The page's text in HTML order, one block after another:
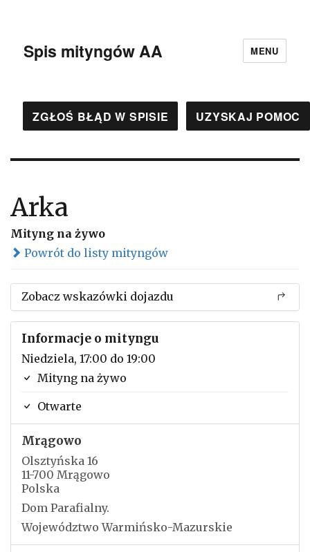
Spis mityngów AA MENU
ZGŁOŚ BŁĄD W SPISIE UZYSKAJ POMOC
Arka
Mityng na żywo
Powrót do listy mityngów
Zobacz wskazówki dojazdu
Informacje o mityngu
Niedziela, 17:00 do 19:00
Mityng na żywo
Otwarte
Mrągowo
Olsztyńska 16
11-700 Mrągowo
Polska
Dom Parafialny.
Województwo Warmińsko-Mazurskie